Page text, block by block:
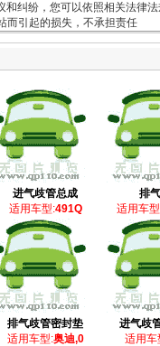
纠纷，您可以依照相关法律
而引起的损失，不承担责任
进气歧管总成
适用车型:491Q
排
适用车
排气歧管密封垫
适用车型:奥迪,0
进气歧
适用车